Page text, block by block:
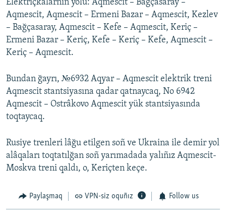
Elektriçkalarnıñ yolu: Aqmescit – Bağçasaray –
Aqmescit, Aqmescit – Ermeni Bazar – Aqmescit, Kezlev
– Bağçasaray, Aqmescit – Kefe – Aqmescit, Keriç –
Ermeni Bazar – Keriç, Kefe – Keriç – Kefe, Aqmescit –
Keriç – Aqmescit.
Bundan ğayrı, №6932 Aqyar – Aqmescit elektrik treni
Aqmescit stantsiyasına qadar qatnaycaq, No 6942
Aqmescit – Ostrâkovo Aqmescit yük stantsiyasında
toqtaycaq.
Rusiye trenleri lâğu etilgen soñ ve Ukraina ile demir yol
alâqaları toqtatılğan soñ yarımadada yalıñız Aqmescit-
Moskva treni qaldı, o, Keriçten keçe.
Paylaşmaq VPN-siz oquñız Follow us